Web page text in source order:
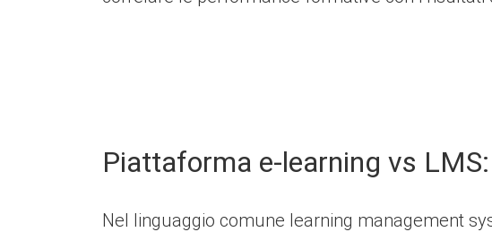
Piattaforma e-learning vs
Nel linguaggio comune learning management